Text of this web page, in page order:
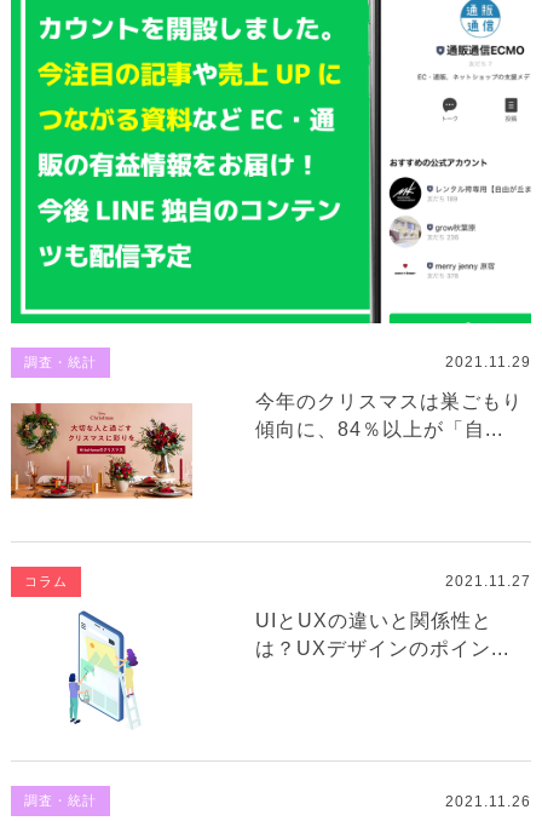
調査・統計 2021.11.29
今年のクリスマスは巣ごもり
傾向に、84％以上が「自...
コラム 2021.11.27
UIとUXの違いと関係性と
は？UXデザインのポイン...
調査・統計 2021.11.26